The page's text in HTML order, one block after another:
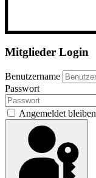
Mitglieder Login
Benutzername
Passwort
Angemeldet bleiben